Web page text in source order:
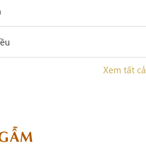
Xem tất cả